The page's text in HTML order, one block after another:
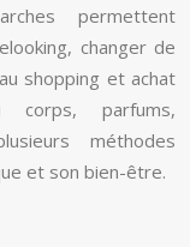
permettent
changer de
shopping et achat
parfums,
méthodes
et son bien-être.